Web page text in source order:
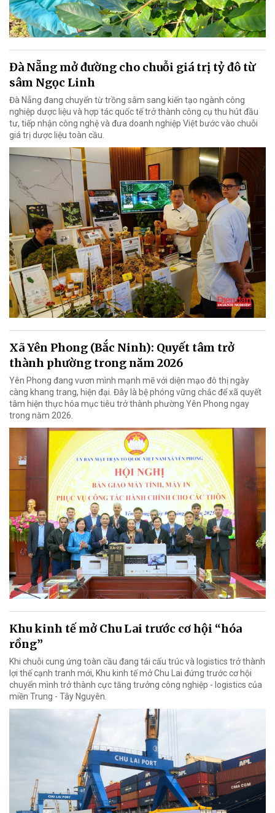
Đà Nẵng mở đường cho chuỗi giá trị tỷ đô từ
sâm Ngọc Linh
Đà Nẵng đang chuyển từ trồng sâm sang kiến tạo ngành công
nghiệp dược liệu và hợp tác quốc tế trở thành công cụ thu hút đầu
tư, tiếp nhận công nghệ và đưa doanh nghiệp Việt bước vào chuỗi
giá trị dược liệu toàn cầu.
Xã Yên Phong (Bắc Ninh): Quyết tâm trở
thành phường trong năm 2026
Yên Phong đang vươn mình mạnh mẽ với diện mạo đô thị ngày
càng khang trang, hiện đại. Đây là bệ phóng vững chắc để xã quyết
tâm hiện thực hóa mục tiêu trở thành phường Yên Phong ngay
trong năm 2026.
Khu kinh tế mở Chu Lai trước cơ hội “hóa
rồng”
Khi chuỗi cung ứng toàn cầu đang tái cấu trúc và logistics trở thành
lợi thế cạnh tranh mới, Khu kinh tế mở Chu Lai đứng trước cơ hội
chuyển mình trở thành cực tăng trưởng công nghiệp - logistics của
miền Trung - Tây Nguyên.